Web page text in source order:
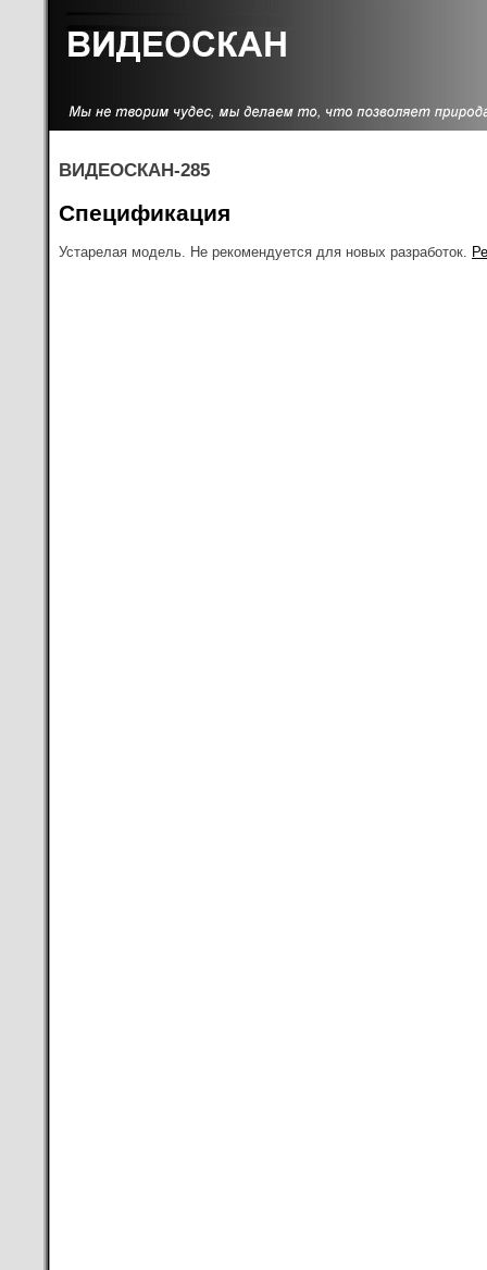
ВИДЕОСКАН-285
Спецификация
Устарелая модель. Не рекомендуется для новых разработок.